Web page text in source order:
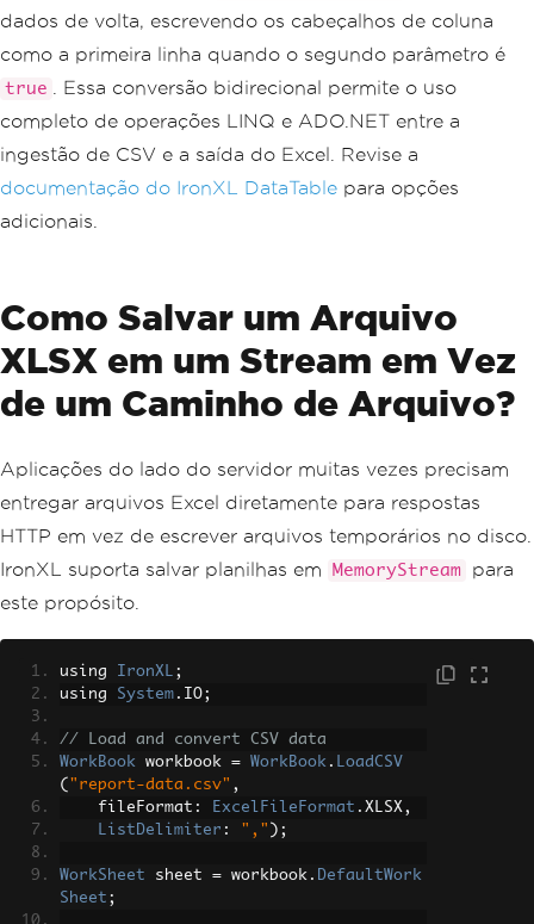
outputWorkbook
SaveAs
"processed-outpu
t.xlsx");
dados de volta, escrevendo os cabeçalhos de coluna
como a primeira linha quando o segundo parâmetro é
true
. Essa conversão bidirecional permite o uso
completo de operações LINQ e ADO.NET entre a
ingestão de CSV e a saída do Excel. Revise a
documentação do IronXL DataTable para opções
adicionais.
Como Salvar um Arquivo
XLSX em um Stream em Vez
de um Caminho de Arquivo?
Aplicações do lado do servidor muitas vezes precisam
entregar arquivos Excel diretamente para respostas
HTTP em vez de escrever arquivos temporários no disco.
IronXL suporta salvar planilhas em
MemoryStream
para
este propósito.
using IronXL ;
using System . IO;
// Load and convert CSV data
WorkBook workbook = WorkBook . LoadCSV
( "report-data.csv" ,
    fileFormat
: ExcelFileFormat . XLSX,
ListDelimiter : "," );
WorkSheet sheet = workbook . DefaultWork
Sheet ;